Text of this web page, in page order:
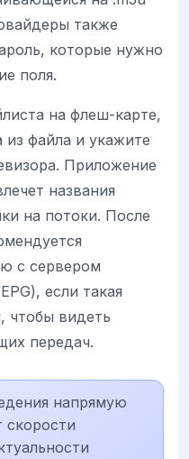
также
которые нужно
поля.
на флеш-карте,
файла и укажите
Приложение
названия
на потоки. После
с сервером
если такая
чтобы видеть
передач.
напрямую
скорости